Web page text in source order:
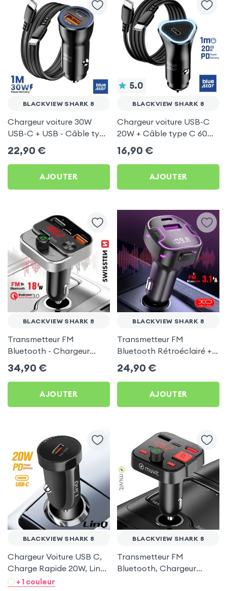
BLACKVIEW SHARK 8
Chargeur voiture 30W
USB-C + USB - Câble type
C 60W Blue Star pour
Blackview Shark 8
22,90 €
AJOUTER
5.0
BLACKVIEW SHARK 8
Chargeur voiture USB-C
20W + Câble type C 60W
Blue Star pour Blackview
Shark 8
16,90 €
AJOUTER
BLACKVIEW SHARK 8
Transmetteur FM
Bluetooth - Chargeur
Voiture USB C + USB -
Swissten
34,90 €
AJOUTER
BLACKVIEW SHARK 8
Transmetteur FM
Bluetooth Rétroéclairé +
Chargeur Voiture USB C
et USB - XO
24,90 €
AJOUTER
BLACKVIEW SHARK 8
Chargeur Voiture USB C,
Charge Rapide 20W, LinQ
- Noir pour Blackview
+ 1 couleur
BLACKVIEW SHARK 8
Transmetteur FM
Bluetooth, Chargeur